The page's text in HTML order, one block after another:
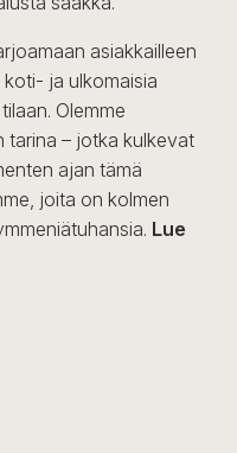
asiakkailleen
ja ulkomaisia
Olemme
tarina – jotka kulkevat
ajan tämä
joita on kolmen
Lue